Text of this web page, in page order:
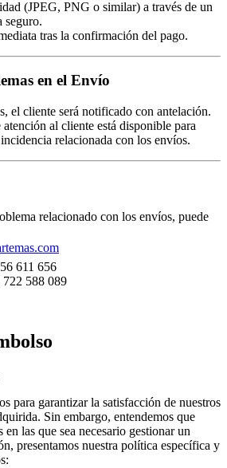
(JPEG, PNG o similar) a través de un
seguro.
tras la confirmación del pago.
en el Envío
el cliente será notificado con antelación.
al cliente está disponible para
relacionada con los envíos.
relacionado con los envíos, puede
611 656
722 588 089
para garantizar la satisfacción de nuestros
Sin embargo, entendemos que
las que sea necesario gestionar un
presentamos nuestra política específica y